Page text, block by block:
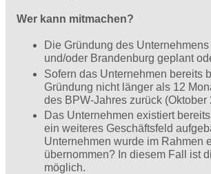
Wer kann mitmachen?
Die Gründung des
und/oder Brandenburg geplant
Sofern das Unternehmen bereits
Gründung nicht länger als 12
des BPW-Jahres zurück (Oktober
Das Unternehmen existiert
ein weiteres Geschäftsfeld
Unternehmen wurde im Rahmen
übernommen? In diesem Fall ist
möglich.